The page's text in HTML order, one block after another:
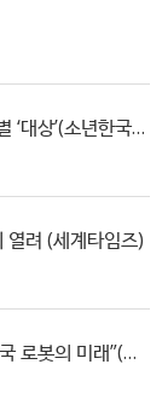
상’(소년한국일보)
열려 (세계타임즈)
의 미래”(서울&)